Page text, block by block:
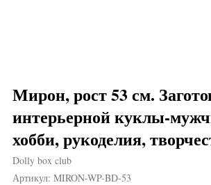
Мирон, рост 53 см.
интерьерной куклы-
хобби, рукоделия,
Dolly box club
Артикул: MIRON-WP-BD-53